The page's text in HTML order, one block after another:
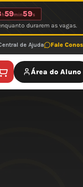
h59min59s
durarem as vagas.
de Ajuda Fale
Área do Aluno